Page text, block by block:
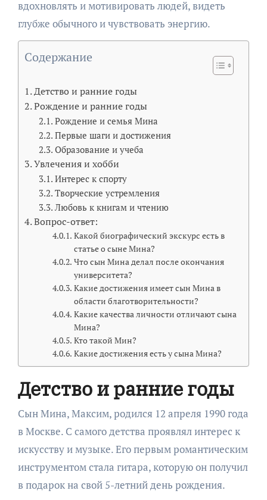
вдохновлять и мотивировать людей, видеть
глубже обычного и чувствовать энергию.
Содержание
Детство и ранние годы
Рождение и ранние годы
Рождение и семья Мина
Первые шаги и достижения
Образование и учеба
Увлечения и хобби
Интерес к спорту
Творческие устремления
Любовь к книгам и чтению
Вопрос-ответ:
Какой биографический экскурс есть в
статье о сыне Мина?
Что сын Мина делал после окончания
университета?
Какие достижения имеет сын Мина в
области благотворительности?
Какие качества личности отличают сына
Мина?
Кто такой Мин?
Какие достижения есть у сына Мина?
Детство и ранние годы
Сын Мина, Максим, родился 12 апреля 1990 года
в Москве. С самого детства проявлял интерес к
искусству и музыке. Его первым романтическим
инструментом стала гитара, которую он получил
в подарок на свой 5-летний день рождения.